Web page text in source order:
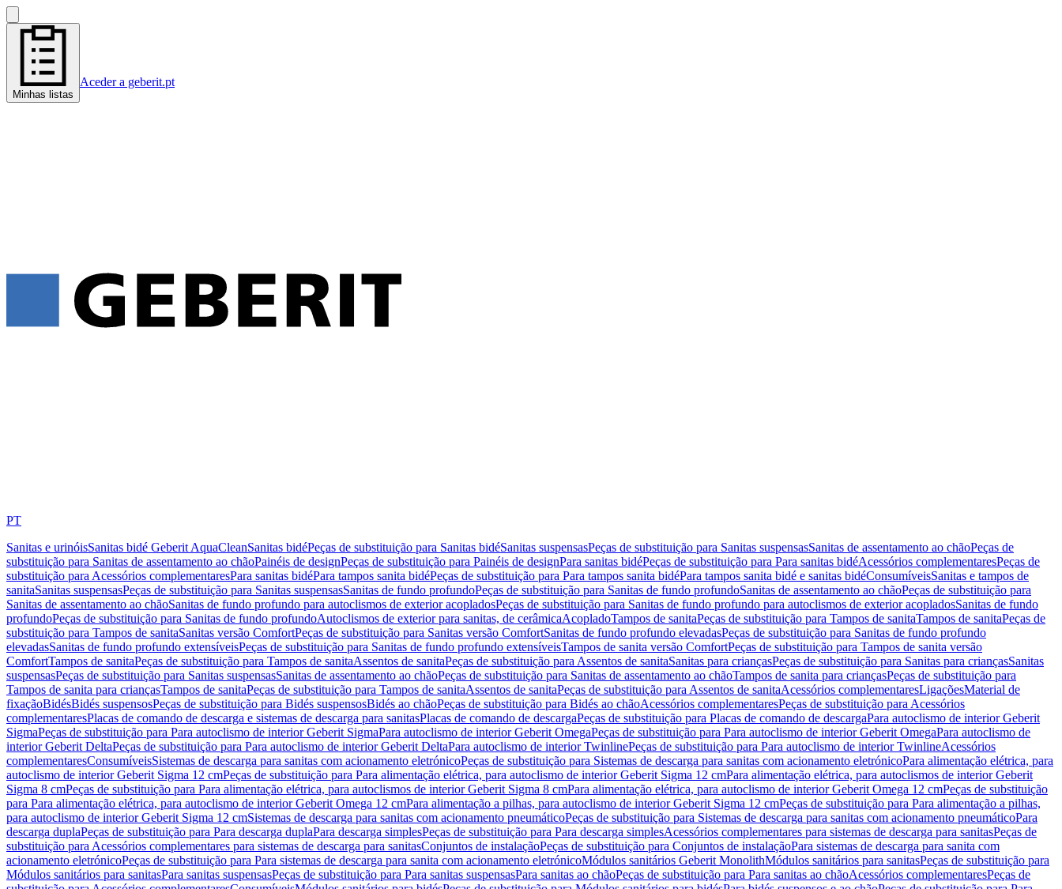
Minhas listas
Aceder a geberit.pt
PT
Sanitas e urinóisSanitas bidé Geberit AquaCleanSanitas bidéPeças de substituição para Sanitas bidéSanitas suspensasPeças de substituição para Sanitas suspensasSanitas de assentamento ao chãoPeças de
substituição para Sanitas de assentamento ao chãoPainéis de designPeças de substituição para Painéis de designPara sanitas bidéPeças de substituição para Para sanitas bidéAcessórios complementaresPeças de
substituição para Acessórios complementaresPara sanitas bidéPara tampos sanita bidéPeças de substituição para Para tampos sanita bidéPara tampos sanita bidé e sanitas bidéConsumíveisSanitas e tampos de
sanitaSanitas suspensasPeças de substituição para Sanitas suspensasSanitas de fundo profundoPeças de substituição para Sanitas de fundo profundoSanitas de assentamento ao chãoPeças de substituição para
Sanitas de assentamento ao chãoSanitas de fundo profundo para autoclismos de exterior acopladosPeças de substituição para Sanitas de fundo profundo para autoclismos de exterior acopladosSanitas de fundo
profundoPeças de substituição para Sanitas de fundo profundoAutoclismos de exterior para sanitas, de cerâmicaAcopladoTampos de sanitaPeças de substituição para Tampos de sanitaTampos de sanitaPeças de
substituição para Tampos de sanitaSanitas versão ComfortPeças de substituição para Sanitas versão ComfortSanitas de fundo profundo elevadasPeças de substituição para Sanitas de fundo profundo
elevadasSanitas de fundo profundo extensíveisPeças de substituição para Sanitas de fundo profundo extensíveisTampos de sanita versão ComfortPeças de substituição para Tampos de sanita versão
ComfortTampos de sanitaPeças de substituição para Tampos de sanitaAssentos de sanitaPeças de substituição para Assentos de sanitaSanitas para criançasPeças de substituição para Sanitas para criançasSanitas
suspensasPeças de substituição para Sanitas suspensasSanitas de assentamento ao chãoPeças de substituição para Sanitas de assentamento ao chãoTampos de sanita para criançasPeças de substituição para
Tampos de sanita para criançasTampos de sanitaPeças de substituição para Tampos de sanitaAssentos de sanitaPeças de substituição para Assentos de sanitaAcessórios complementaresLigaçõesMaterial de
fixaçãoBidésBidés suspensosPeças de substituição para Bidés suspensosBidés ao chãoPeças de substituição para Bidés ao chãoAcessórios complementaresPeças de substituição para Acessórios
complementaresPlacas de comando de descarga e sistemas de descarga para sanitasPlacas de comando de descargaPeças de substituição para Placas de comando de descargaPara autoclismo de interior Geberit
SigmaPeças de substituição para Para autoclismo de interior Geberit SigmaPara autoclismo de interior Geberit OmegaPeças de substituição para Para autoclismo de interior Geberit OmegaPara autoclismo de
interior Geberit DeltaPeças de substituição para Para autoclismo de interior Geberit DeltaPara autoclismo de interior TwinlinePeças de substituição para Para autoclismo de interior TwinlineAcessórios
complementaresConsumíveisSistemas de descarga para sanitas com acionamento eletrónicoPeças de substituição para Sistemas de descarga para sanitas com acionamento eletrónicoPara alimentação elétrica, para
autoclismo de interior Geberit Sigma 12 cmPeças de substituição para Para alimentação elétrica, para autoclismo de interior Geberit Sigma 12 cmPara alimentação elétrica, para autoclismos de interior Geberit
Sigma 8 cmPeças de substituição para Para alimentação elétrica, para autoclismos de interior Geberit Sigma 8 cmPara alimentação elétrica, para autoclismo de interior Geberit Omega 12 cmPeças de substituição
para Para alimentação elétrica, para autoclismo de interior Geberit Omega 12 cmPara alimentação a pilhas, para autoclismo de interior Geberit Sigma 12 cmPeças de substituição para Para alimentação a pilhas,
para autoclismo de interior Geberit Sigma 12 cmSistemas de descarga para sanitas com acionamento pneumáticoPeças de substituição para Sistemas de descarga para sanitas com acionamento pneumáticoPara
descarga duplaPeças de substituição para Para descarga duplaPara descarga simplesPeças de substituição para Para descarga simplesAcessórios complementares para sistemas de descarga para sanitasPeças de
substituição para Acessórios complementares para sistemas de descarga para sanitasConjuntos de instalaçãoPeças de substituição para Conjuntos de instalaçãoPara sistemas de descarga para sanita com
acionamento eletrónicoPeças de substituição para Para sistemas de descarga para sanita com acionamento eletrónicoMódulos sanitários Geberit MonolithMódulos sanitários para sanitasPeças de substituição para
Módulos sanitários para sanitasPara sanitas suspensasPeças de substituição para Para sanitas suspensasPara sanitas ao chãoPeças de substituição para Para sanitas ao chãoAcessórios complementaresPeças de